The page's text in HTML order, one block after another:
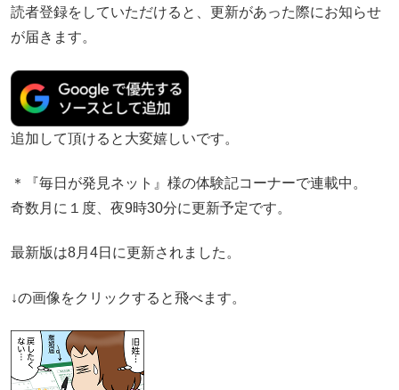
読者登録をしていただけると、更新があった際にお知らせ
が届きます。
追加して頂けると大変嬉しいです。
＊『毎日が発見ネット』様の体験記コーナーで連載中。
奇数月に１度、夜9時30分に更新予定です。
最新版は8月4日に更新されました。
↓の画像をクリックすると飛べます。